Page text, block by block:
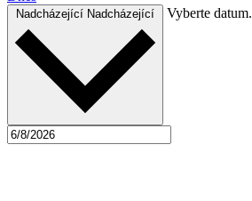
Nadcházející Nadcházející Vyberte datum.